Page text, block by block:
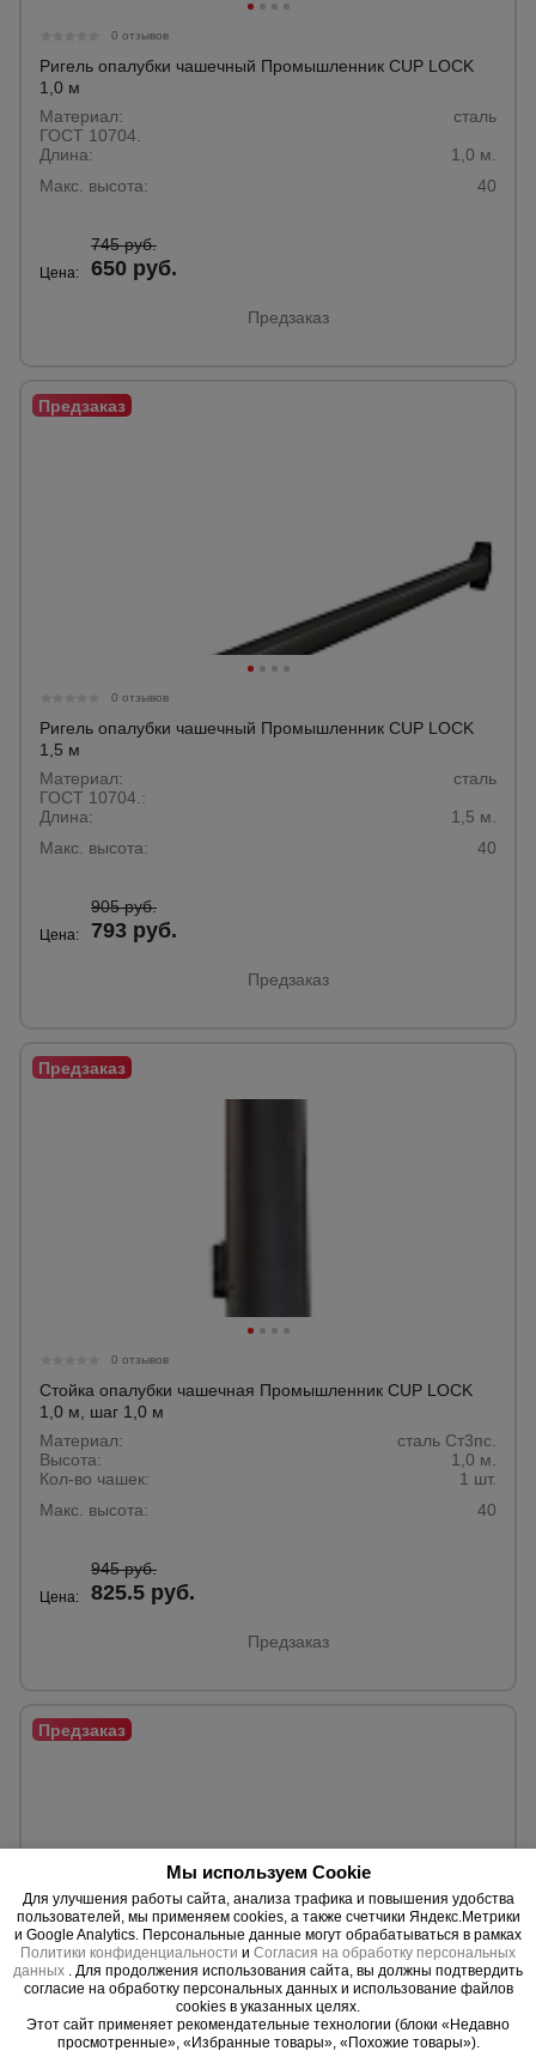
0 отзывов
Ригель опалубки чашечный Промышленник CUP LOCK
1,0 м
Материал:
сталь
ГОСТ 10704.
Длина:
1,0 м.
Макс. высота:
40
Цена:
745 руб.
650 руб.
Предзаказ
0 отзывов
Ригель опалубки чашечный Промышленник CUP LOCK
1,5 м
Материал:
сталь
ГОСТ 10704.:
Длина:
1,5 м.
Макс. высота:
40
Цена:
905 руб.
793 руб.
Предзаказ
0 отзывов
Стойка опалубки чашечная Промышленник CUP LOCK
1,0 м, шаг 1,0 м
Материал:
сталь Ст3пс.
Высота:
1,0 м.
Кол-во чашек:
1 шт.
Макс. высота:
40
Цена:
945 руб.
825.5 руб.
Предзаказ
0 отзывов
Мы используем Cookie
Для улучшения работы сайта, анализа трафика и повышения удобства
пользователей, мы применяем cookies, а также счетчики Яндекс.Метрики
и Google Analytics. Персональные данные могут обрабатываться в рамках
Политики конфиденциальности и Согласия на обработку персональных
данных
. Для продолжения использования сайта, вы должны подтвердить
согласие на обработку персональных данных и использование файлов
cookies в указанных целях.
Этот сайт применяет рекомендательные технологии (блоки «Недавно
просмотренные», «Избранные товары», «Похожие товары»).